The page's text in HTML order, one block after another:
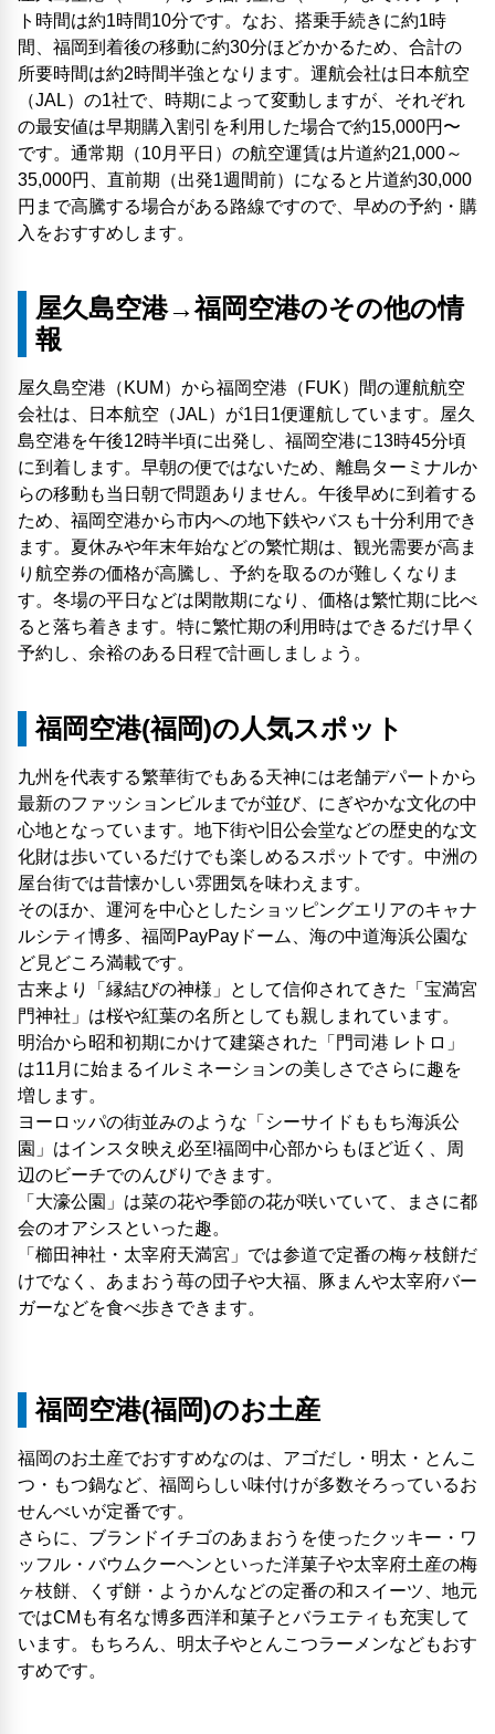
ト時間は約1時間10分です。なお、搭乗手続きに約1時
間、福岡到着後の移動に約30分ほどかかるため、合計の
所要時間は約2時間半強となります。運航会社は日本航空
（JAL）の1社で、時期によって変動しますが、それぞれ
の最安値は早期購入割引を利用した場合で約15,000円〜
です。通常期（10月平日）の航空運賃は片道約21,000～
35,000円、直前期（出発1週間前）になると片道約30,000
円まで高騰する場合がある路線ですので、早めの予約・購
入をおすすめします。
屋久島空港→福岡空港のその他の情
報
屋久島空港（KUM）から福岡空港（FUK）間の運航航空
会社は、日本航空（JAL）が1日1便運航しています。屋久
島空港を午後12時半頃に出発し、福岡空港に13時45分頃
に到着します。早朝の便ではないため、離島ターミナルか
らの移動も当日朝で問題ありません。午後早めに到着する
ため、福岡空港から市内への地下鉄やバスも十分利用でき
ます。夏休みや年末年始などの繁忙期は、観光需要が高ま
り航空券の価格が高騰し、予約を取るのが難しくなりま
す。冬場の平日などは閑散期になり、価格は繁忙期に比べ
ると落ち着きます。特に繁忙期の利用時はできるだけ早く
予約し、余裕のある日程で計画しましょう。
福岡空港(福岡)の人気スポット
九州を代表する繁華街でもある天神には老舗デパートから
最新のファッションビルまでが並び、にぎやかな文化の中
心地となっています。地下街や旧公会堂などの歴史的な文
化財は歩いているだけでも楽しめるスポットです。中洲の
屋台街では昔懐かしい雰囲気を味わえます。
そのほか、運河を中心としたショッピングエリアのキャナ
ルシティ博多、福岡PayPayドーム、海の中道海浜公園な
ど見どころ満載です。
古来より「縁結びの神様」として信仰されてきた「宝満宮
門神社」は桜や紅葉の名所としても親しまれています。
明治から昭和初期にかけて建築された「門司港 レトロ」
は11月に始まるイルミネーションの美しさでさらに趣を
増します。
ヨーロッパの街並みのような「シーサイドももち海浜公
園」はインスタ映え必至!福岡中心部からもほど近く、周
辺のビーチでのんびりできます。
「大濠公園」は菜の花や季節の花が咲いていて、まさに都
会のオアシスといった趣。
「櫛田神社・太宰府天満宮」では参道で定番の梅ヶ枝餅だ
けでなく、あまおう苺の団子や大福、豚まんや太宰府バー
ガーなどを食べ歩きできます。
福岡空港(福岡)のお土産
福岡のお土産でおすすめなのは、アゴだし・明太・とんこ
つ・もつ鍋など、福岡らしい味付けが多数そろっているお
せんべいが定番です。
さらに、ブランドイチゴのあまおうを使ったクッキー・ワ
ッフル・バウムクーヘンといった洋菓子や太宰府土産の梅
ヶ枝餅、くず餅・ようかんなどの定番の和スイーツ、地元
ではCMも有名な博多西洋和菓子とバラエティも充実して
います。もちろん、明太子やとんこつラーメンなどもおす
すめです。